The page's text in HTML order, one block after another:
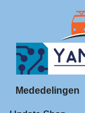
Mededelingen